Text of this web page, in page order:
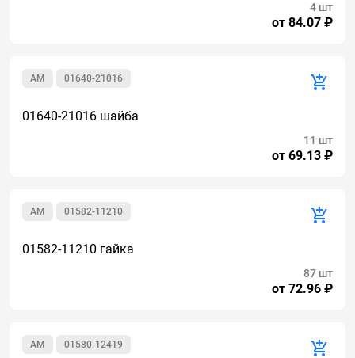
от 84.07 ₽
4 шт
01640-21016
AM
01640-21016 шайба
от 69.13 ₽
11 шт
01582-11210
AM
01582-11210 гайка
от 72.96 ₽
87 шт
01580-12419
AM